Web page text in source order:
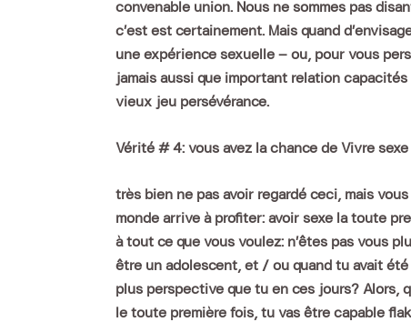
convenable union. Nous ne sommes pas
c’est est certainement. Mais quand
une expérience sexuelle – ou, pour vous
jamais aussi que important relation
vieux jeu persévérance.
Vérité # 4: vous avez la chance de Vivre
très bien ne pas avoir regardé ceci, mais
monde arrive à profiter: avoir sexe la toute
à tout ce que vous voulez: n’êtes pas vous
être un adolescent, et / ou quand tu avait
plus perspective que tu en ces jours? Alors,
le toute première fois, tu vas être capable